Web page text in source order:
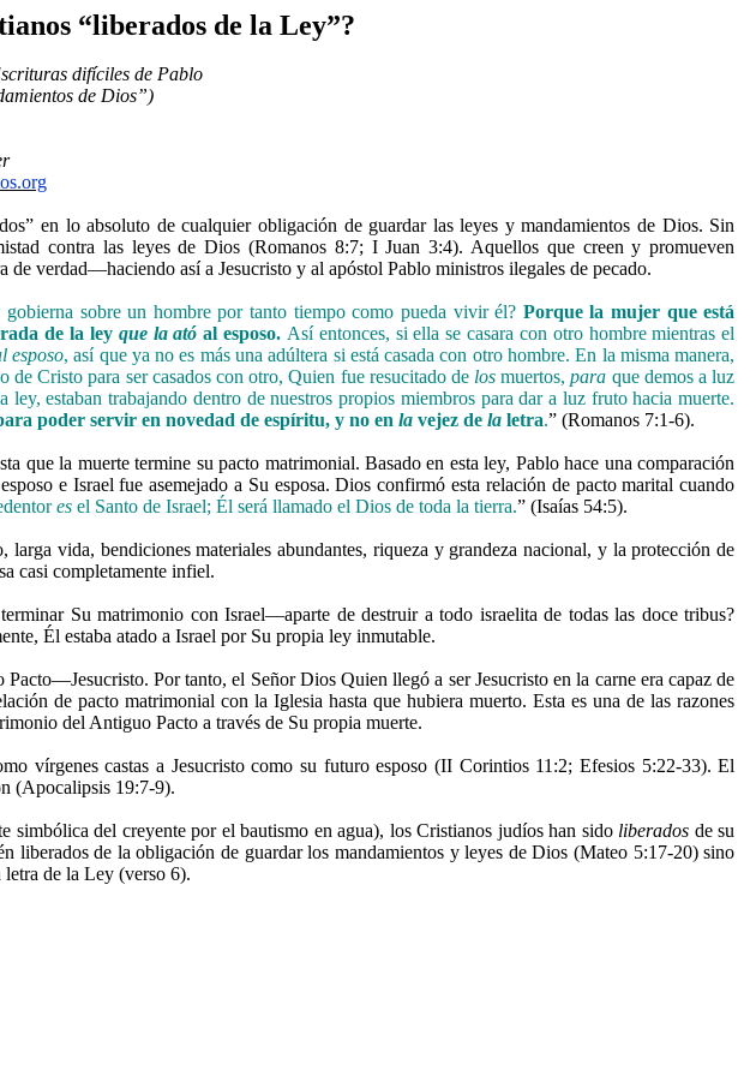
“liberados de la Ley”?
difíciles de Pablo
de Dios”)
en lo absoluto de cualquier obligación de guardar las leyes y mandamientos de Dios. Sin
contra las leyes de Dios (Romanos 8:7; I Juan 3:4). Aquellos que creen y promueven
de verdad—haciendo así a Jesucristo y al apóstol Pablo ministros ilegales de pecado.
sobre un hombre por tanto tiempo como pueda vivir él? Porque la mujer que está
de la ley que la ató al esposo. Así entonces, si ella se casara con otro hombre mientras el
esposo, así que ya no es más una adúltera si está casada con otro hombre. En la misma manera,
de Cristo para ser casados con otro, Quien fue resucitado de los muertos,para que demos a luz
ley, estaban trabajando dentro de nuestros propios miembros para dar a luz fruto hacia muerte.
poder servir en novedad de espíritu, y no enla vejez dela letra.” (Romanos 7:1-6).
que la muerte termine su pacto matrimonial. Basado en esta ley, Pablo hace una comparación
e Israel fue asemejado a Su esposa. Dios confirmó esta relación de pacto marital cuando
es el Santo de Israel; Él será llamado el Dios de toda la tierra.” (Isaías 54:5).
vida, bendiciones materiales abundantes, riqueza y grandeza nacional, y la protección de
casi completamente infiel.
Su matrimonio con Israel—aparte de destruir a todo israelita de todas las doce tribus?
Él estaba atado a Israel por Su propia ley inmutable.
Por tanto, el Señor Dios Quien llegó a ser Jesucristo en la carne era capaz de
de pacto matrimonial con la Iglesia hasta que hubiera muerto. Esta es una de las razones
del Antiguo Pacto a través de Su propia muerte.
vírgenes castas a Jesucristo como su futuro esposo (II Corintios 11:2; Efesios 5:22-33). El
(Apocalipsis 19:7-9).
simbólica del creyente por el bautismo en agua), los Cristianos judíos han sido liberados de su
de la obligación de guardar los mandamientos y leyes de Dios (Mateo 5:17-20) sino
de la Ley (verso 6).